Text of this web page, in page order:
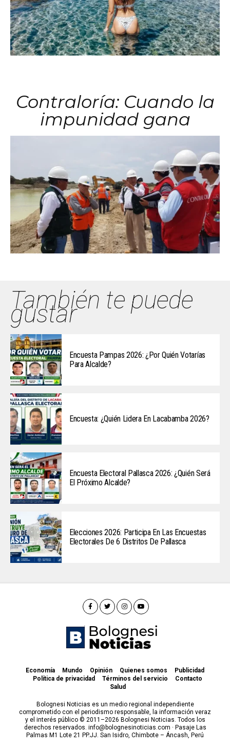
Contraloría: Cuando la
impunidad gana
También te puede
gustar
Encuesta Pampas 2026: ¿Por Quién Votarías
Para Alcalde?
Encuesta: ¿Quién Lidera En Lacabamba 2026?
Encuesta Electoral Pallasca 2026: ¿Quién Será
El Próximo Alcalde?
Elecciones 2026: Participa En Las Encuestas
Electorales De 6 Distritos De Pallasca
Economía Mundo Opinión Quienes somos
Publicidad
Política de privacidad
Términos del servicio
Contacto
Salud
Bolognesi Noticias es un medio regional independiente
comprometido con el periodismo responsable, la información veraz
y el interés público © 2011–2026 Bolognesi Noticias. Todos los
derechos reservados. info@bolognesinoticias.com · Pasaje Las
Palmas M1 Lote 21 PP.JJ. San Isidro, Chimbote – Áncash, Perú